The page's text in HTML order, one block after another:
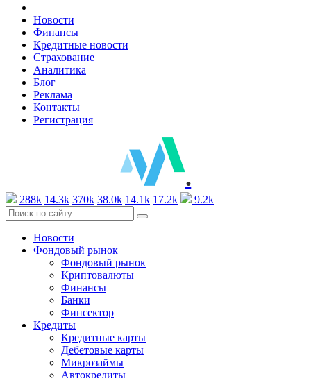
Новости
Финансы
Кредитные новости
Страхование
Аналитика
Блог
Реклама
Контакты
Регистрация
.
288k 14.3k 370k 38.0k 14.1k 17.2k 9.2k
Новости
Фондовый рынок
Фондовый рынок
Криптовалюты
Финансы
Банки
Финсектор
Кредиты
Кредитные карты
Дебетовые карты
Микрозаймы
Автокредиты